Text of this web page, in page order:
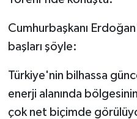
Cumhurbaşkanı
başları şöyle:
Türkiye'nin bilhassa
enerji alanında
çok net biçimde